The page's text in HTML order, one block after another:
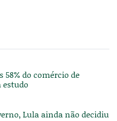
58% do comércio de
Lula ainda não decidiu